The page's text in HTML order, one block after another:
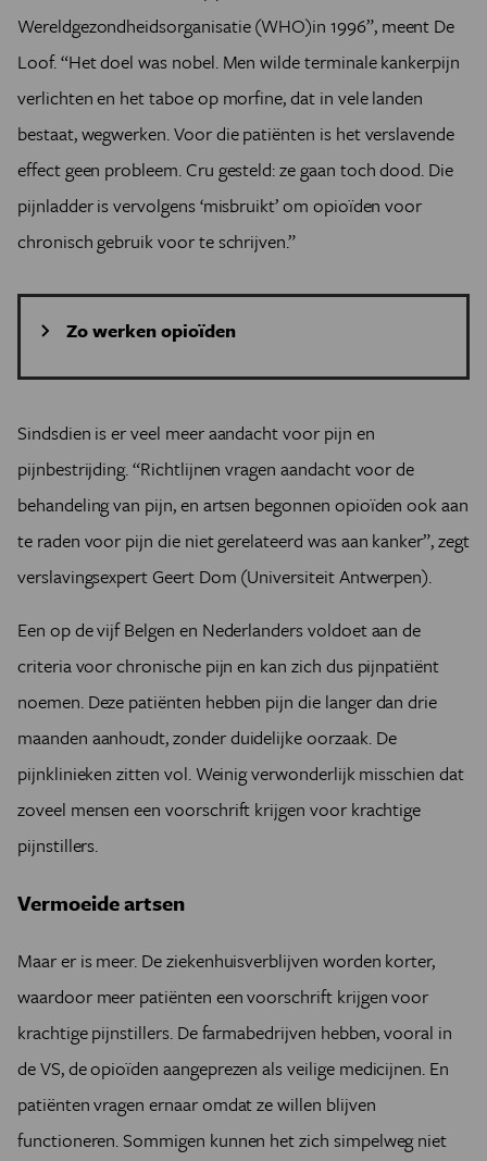
Wereldgezondheidsorganisatie (WHO)in 1996”, meent De
Loof. “Het doel was nobel. Men wilde terminale kankerpijn
verlichten en het taboe op morfine, dat in vele landen
bestaat, wegwerken. Voor die patiënten is het verslavende
effect geen probleem. Cru gesteld: ze gaan toch dood. Die
pijnladder is vervolgens ‘misbruikt’ om opioïden voor
chronisch gebruik voor te schrijven.”
Zo werken opioïden
Opioïde pijnstillers worden bereid uit opium of zijn
codeïne, morfine, oxycodon, tramadol en fentanyl. Ze
bestaan in pilvorm, maar ook als pleisters, neusspray en
als vloeistof om in te spuiten.
Opioïden bezetten opioïdreceptoren in het brein, het
ruggenmerg en de darmen. Er bestaan verschillende
soorten van die receptoren, en de activering ervan
geeft verschillende effecten. Een remming van de
effecten, zoals constipatie en sufheid. En soms ook
euforie, omdat opioïdengebruik ervoor zorgt dat er
in het brein.
De pijnstillende werking van opioïden is enkel
aangetoond voor kortdurend gebruik. “Bij een
hartaanval of botbreuk moet je niet twijfelen”, zegt
farmacoloog Hans De Loof. Maar bij langdurig gebruik
kunnen opioïden vreemd genoeg zelfs pijn opwekken –
begrepen wordt.
Sindsdien is er veel meer aandacht voor pijn en
pijnbestrijding. “Richtlijnen vragen aandacht voor de
behandeling van pijn, en artsen begonnen opioïden ook aan
te raden voor pijn die niet gerelateerd was aan kanker”, zegt
verslavingsexpert Geert Dom (Universiteit Antwerpen).
Een op de vijf Belgen en Nederlanders voldoet aan de
criteria voor chronische pijn en kan zich dus pijnpatiënt
noemen. Deze patiënten hebben pijn die langer dan drie
maanden aanhoudt, zonder duidelijke oorzaak. De
pijnklinieken zitten vol. Weinig verwonderlijk misschien dat
zoveel mensen een voorschrift krijgen voor krachtige
pijnstillers.
Vermoeide artsen
Maar er is meer. De ziekenhuisverblijven worden korter,
waardoor meer patiënten een voorschrift krijgen voor
krachtige pijnstillers. De farmabedrijven hebben, vooral in
de VS, de opioïden aangeprezen als veilige medicijnen. En
patiënten vragen ernaar omdat ze willen blijven
functioneren. Sommigen kunnen het zich simpelweg niet